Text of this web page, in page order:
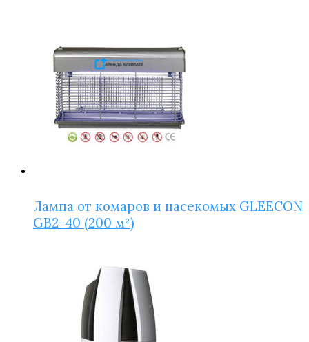
Лампа от комаров и насекомых GLEECON
GB2-40 (200 м²)